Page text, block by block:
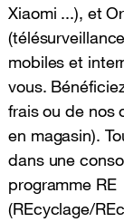
Xiaomi ...), et
mobiles et
vous.
frais ou de nos
en magasin).
dans une
programme RE
(REcyclage/